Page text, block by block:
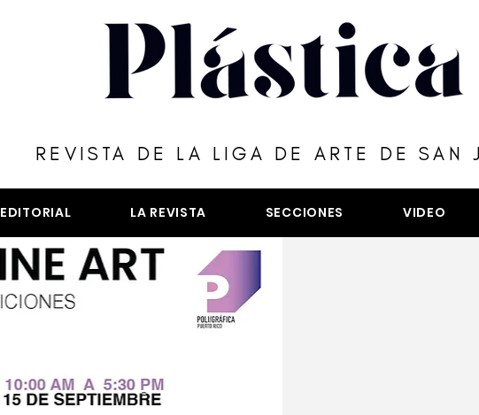
REVISTA DE LA LIGA DE ARTE DE SAN
EDITORIAL LA REVISTA SECCIONES VIDEO